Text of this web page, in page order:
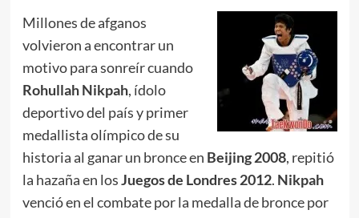
Millones de afganos
volvieron a encontrar un
motivo para sonreír cuando
Rohullah Nikpah, ídolo
deportivo del país y primer
medallista olímpico de su
historia al ganar un bronce en Beijing 2008, repitió
la hazaña en losJuegos de Londres 2012. Nikpah
venció en el combate por la medalla de bronce por